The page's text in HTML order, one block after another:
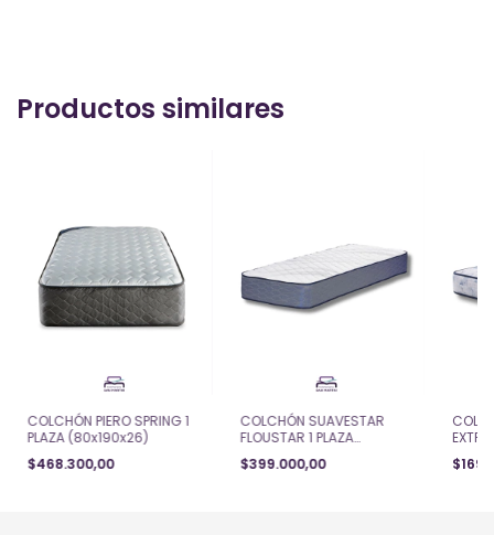
Productos similares
COLCHÓN PIERO SPRING 1
PLAZA (80x190x26)
$468.300,00
COLCHÓN SUAVESTAR
FLOUSTAR 1 PLAZA
(80x190x23)
$399.000,00